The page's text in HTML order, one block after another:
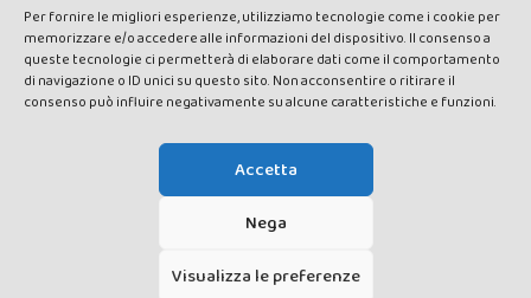
Per fornire le migliori esperienze, utilizziamo tecnologie come i cookie per
memorizzare e/o accedere alle informazioni del dispositivo. Il consenso a
queste tecnologie ci permetterà di elaborare dati come il comportamento
di navigazione o ID unici su questo sito. Non acconsentire o ritirare il
consenso può influire negativamente su alcune caratteristiche e funzioni.
Accetta
Nega
Visualizza le preferenze
rights reserved - Testata registrata presso il Tribunale di Siena con
autorizzazione n°1 del 12/04/2014 - Direttrice Responsabile: Chiara
Cacace - E-mail: direzione@lavaldichiana.it - Editore: Valdichiana
Media Srl – P.IVA e C.F. 01377300528 –
10, Torrita di Siena (SI) - Iscrizione al Registro degli Operatori di